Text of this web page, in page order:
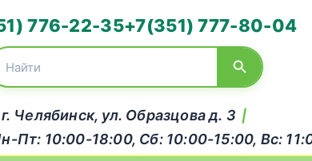
776-22-35+7(351) 777-80-04
г. Челябинск, ул. Образцова д. 3 |
Пт: 10:00-18:00, Сб: 10:00-15:00, Вс: